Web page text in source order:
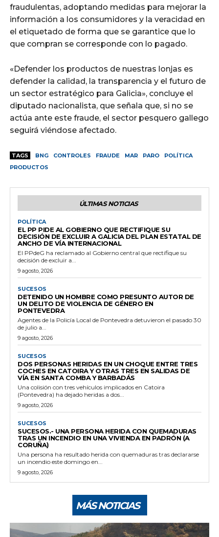
fraudulentas, adoptando medidas para mejorar la
información a los consumidores y la veracidad en
el etiquetado de forma que se garantice que lo
que compran se corresponde con lo pagado.
«Defender los productos de nuestras lonjas es
defender la calidad, la transparencia y el futuro de
un sector estratégico para Galicia», concluye el
diputado nacionalista, que señala que, si no se
actúa ante este fraude, el sector pesquero gallego
seguirá viéndose afectado.
TAGS BNG CONTROLES FRAUDE MAR PARO
POLÍTICA
PRODUCTOS
ÚLTIMAS NOTICIAS
POLÍTICA
EL PP PIDE AL GOBIERNO QUE RECTIFIQUE SU
DECISIÓN DE EXCLUIR A GALICIA DEL PLAN ESTATAL DE
ANCHO DE VÍA INTERNACIONAL
El PPdeG ha reclamado al Gobierno central que rectifique su
decisión de excluir a...
9 agosto, 2026
SUCESOS
DETENIDO UN HOMBRE COMO PRESUNTO AUTOR DE
UN DELITO DE VIOLENCIA DE GÉNERO EN
PONTEVEDRA
Agentes de la Policía Local de Pontevedra detuvieron el pasado 30
de julio a...
9 agosto, 2026
SUCESOS
DOS PERSONAS HERIDAS EN UN CHOQUE ENTRE TRES
COCHES EN CATOIRA Y OTRAS TRES EN SALIDAS DE
VÍA EN SANTA COMBA Y BARBADÁS
Una colisión con tres vehículos implicados en Catoira
(Pontevedra) ha dejado heridas a dos...
9 agosto, 2026
SUCESOS
SUCESOS.- UNA PERSONA HERIDA CON QUEMADURAS
TRAS UN INCENDIO EN UNA VIVIENDA EN PADRÓN (A
CORUÑA)
Una persona ha resultado herida con quemaduras tras declararse
un incendio este domingo en...
9 agosto, 2026
MÁS NOTICIAS